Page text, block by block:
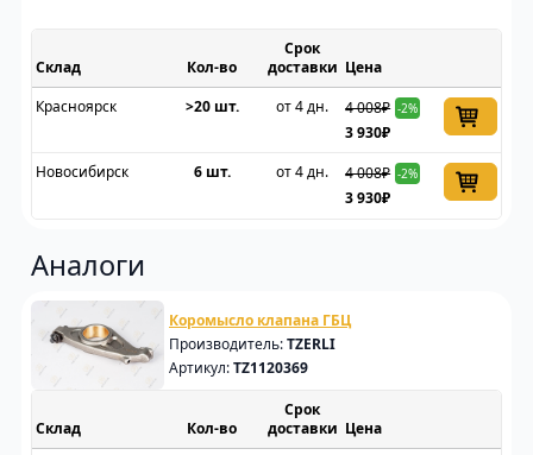
Склад
Срок
доставки Цена
Красноярск
>20 шт. от 4 дн. 4 008₽ -2%
3 930₽
Новосибирск
6 шт. от 4 дн. 4 008₽ -2%
3 930₽
Аналоги
Коромысло клапана ГБЦ
Производитель:TZERLI
Артикул:TZ1120369
Склад
Срок
доставки Цена